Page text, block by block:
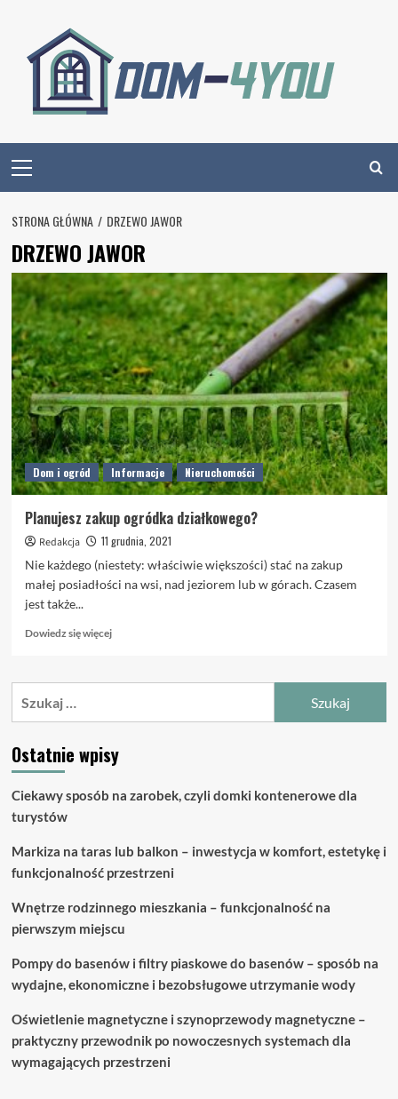
content
Menu
STRONA GŁÓWNA DRZEWO JAWOR
DRZEWO JAWOR
Dom i ogród Informacje Nieruchomości
Planujesz zakup ogródka działkowego?
Redakcja
11 grudnia, 2021
Nie każdego (niestety: właściwie większości) stać na zakup
małej posiadłości na wsi, nad jeziorem lub w górach. Czasem
jest także...
Dowiedz się więcejDowiedz
o
działkowego?
Ostatnie wpisy
Ciekawy sposób na zarobek, czyli domki kontenerowe dla
turystów
Markiza na taras lub balkon – inwestycja w komfort, estetykę i
funkcjonalność przestrzeni
Wnętrze rodzinnego mieszkania – funkcjonalność na
pierwszym miejscu
Pompy do basenów i filtry piaskowe do basenów – sposób na
wydajne, ekonomiczne i bezobsługowe utrzymanie wody
Oświetlenie magnetyczne i szynoprzewody magnetyczne –
praktyczny przewodnik po nowoczesnych systemach dla
wymagających przestrzeni